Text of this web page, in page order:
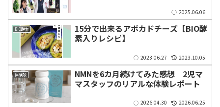
2025.06.06
BIO酵素
15分で出来るアボカドチーズ【BIO酵
素入りレシピ】
2023.06.27 2023.10.05
体験談
NMNを6カ月続けてみた感想｜2児マ
マスタッフのリアルな体験レポート
2026.04.30 2026.06.25